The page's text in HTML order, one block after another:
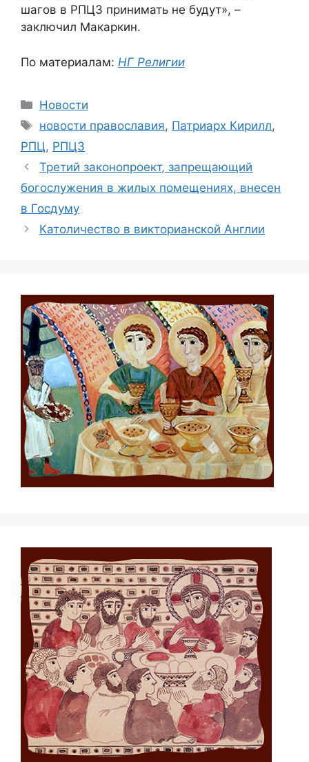
шагов в РПЦЗ принимать не будут», –
заключил Макаркин.
По материалам: НГ Религии
Рубрики
Новости
Метки
новости православия, Патриарх Кирилл,
РПЦ, РПЦЗ
Третий законопроект, запрещающий
богослужения в жилых помещениях, внесен
в Госдуму
Католичество в викторианской Англии